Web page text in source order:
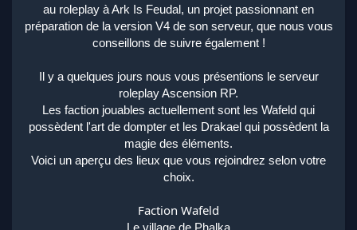
au roleplay à Ark Is Feudal, un projet passionnant en
préparation de la version V4 de son serveur, que nous vous
conseillons de suivre également !
Il y a quelques jours nous vous présentions le serveur
roleplay Ascension RP.
Les faction jouables actuellement sont les Wafeld qui
possèdent l'art de dompter et les Drakael qui possèdent la
magie des éléments.
Voici un aperçu des lieux que vous rejoindrez selon votre
choix.
Faction Wafeld
Le village de Phalka